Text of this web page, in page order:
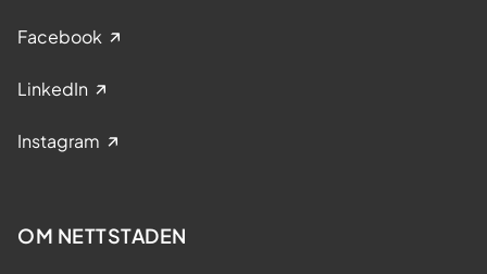
Facebook
LinkedIn
Instagram
OM NETTSTADEN